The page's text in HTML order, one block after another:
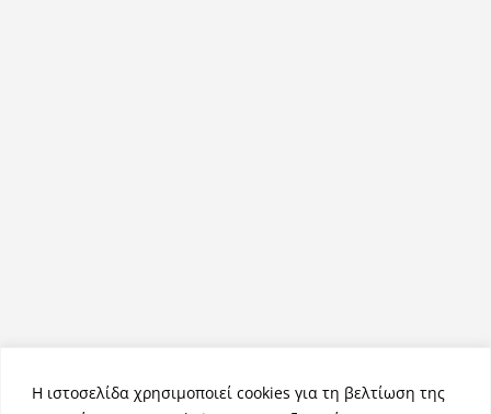
Η ιστοσελίδα χρησιμοποιεί cookies για τη βελτίωση της